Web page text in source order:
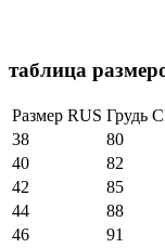
таблица
Размер RUS Грудь
38
80
40
82
42
85
44
88
46
91